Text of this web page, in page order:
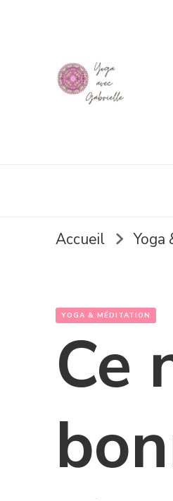
Accueil Yoga
YOGA & MÉDITATION
Ce